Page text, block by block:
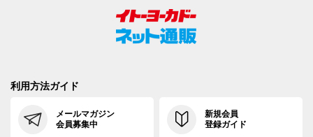
利用方法ガイド
メールマガジン
会員募集中
新規会員
登録ガイド